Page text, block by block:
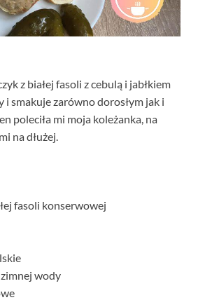
z białej fasoli z cebulą i jabłkiem
i smakuje zarówno dorosłym jak i
poleciła mi moja koleżanka, na
na dłużej.
fasoli konserwowej
wody